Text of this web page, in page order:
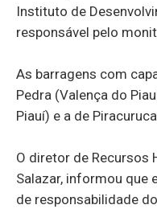
Instituto de
responsável pelo
As barragens com
Pedra (Valença do
Piauí) e a de
O diretor de Recursos
Salazar, informou que
de responsabilidade